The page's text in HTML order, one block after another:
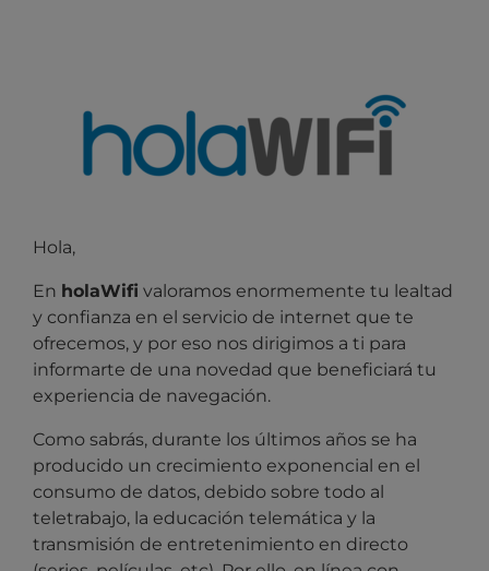
Hola,
En holaWifi valoramos enormemente tu lealtad
y confianza en el servicio de internet que te
ofrecemos, y por eso nos dirigimos a ti para
informarte de una novedad que beneficiará tu
experiencia de navegación.
Como sabrás, durante los últimos años se ha
producido un crecimiento exponencial en el
consumo de datos, debido sobre todo al
teletrabajo, la educación telemática y la
transmisión de entretenimiento en directo